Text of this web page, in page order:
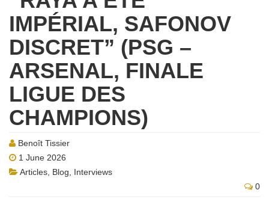
IMPÉRIAL, SAFONOV
DISCRET” (PSG –
ARSENAL, FINALE
LIGUE DES
CHAMPIONS)
Benoît Tissier
1 June 2026
Articles Blog
Interviews
0